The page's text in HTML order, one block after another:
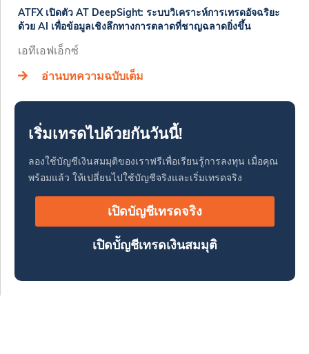
ATFX เปิดตัว AT DeepSight: ระบบวิเคราะห์การเทรดอัจฉริยะ
ด้วย AI เพื่อข้อมูลเชิงลึกทางการตลาดที่ชาญฉลาดยิ่งขึ้น
เอทีเอฟเอ็กซ์
อ่านบทความฉบับเต็ม
เริ่มเทรดไปด้วยกันวันนี้!
ลองใช้บัญชีเงินสมมุติของเราฟรีเพื่อเรียนรู้การลงทุน เมื่อคุณ
พร้อมแล้ว ให้เปลี่ยนไปใช้บัญชีจริงและเริ่มเทรดจริง
เปิดบัญชีเทรดจริง
เปิดบััญชีเทรดเงินสมมุติ